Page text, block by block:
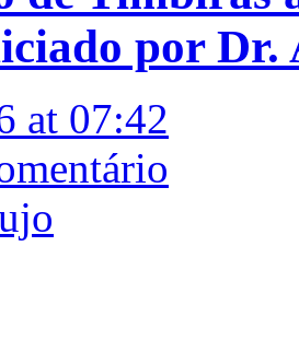
por
at 07:42